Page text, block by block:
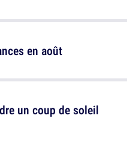
en août
un coup de soleil